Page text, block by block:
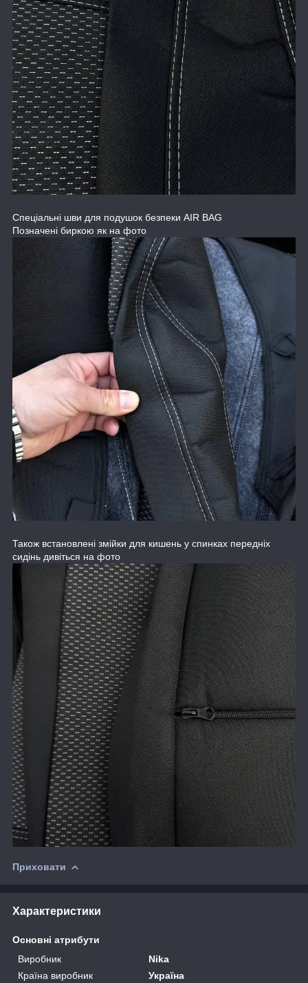
Спеціальні шви для подушок безпеки AIR BAG
Позначені биркою як на фото
Також встановлені змійки для кишень у спинках передніх
сидінь дивіться на фото
Приховати
Характеристики
Основні атрибути
Виробник
Nika
Країна виробник
Україна